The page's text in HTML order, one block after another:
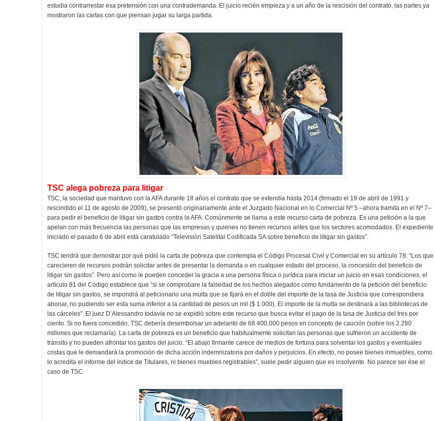
estudia contrarrestar esa pretensión con una contrademanda. El juicio recién empieza y a un año de la rescisión del contrato, las partes ya
mostraron las cartas con que piensan jugar su larga partida.
TSC alega pobreza para litigar
TSC, la sociedad que mantuvo con la AFA durante 18 años el contrato que se extendía hasta 2014 (firmado el 19 de abril de 1991 y
rescindido el 11 de agosto de 2009), se presentó originariamente ante el Juzgado Nacional en lo Comercial Nº 5 –ahora tramita en el Nº 7–
para pedir el beneficio de litigar sin gastos contra la AFA. Comúnmente se llama a este recurso carta de pobreza. Es una petición a la que
apelan con más frecuencia las personas que las empresas y quienes no tienen recursos antes que los sectores acomodados. El expediente
iniciado el pasado 6 de abril está caratulado “Televisión Satelital Codificada SA sobre beneficio de litigar sin gastos”.
TSC tendrá que demostrar por qué pidió la carta de pobreza que contempla el Código Procesal Civil y Comercial en su artículo 78: “Los que
carecieren de recursos podrán solicitar antes de presentar la demanda o en cualquier estado del proceso, la concesión del beneficio de
litigar sin gastos”. Pero así como le pueden conceder la gracia a una persona física o jurídica para iniciar un juicio en esas condiciones, el
artículo 81 del Código establece que “si se comprobare la falsedad de los hechos alegados como fundamento de la petición del beneficio
de litigar sin gastos, se impondrá al peticionario una multa que se fijará en el doble del importe de la tasa de Justicia que correspondiera
abonar, no pudiendo ser esta suma inferior a la cantidad de pesos un mil ($ 1.000). El importe de la multa se destinará a las bibliotecas de
las cárceles”. El juez D’Alessandro todavía no se expidió sobre este recurso que busca evitar el pago de la tasa de Justicia del tres por
ciento. Si no fuera concedido, TSC debería desembolsar un adelanto de 68.400.000 pesos en concepto de caución (sobre los 2.280
millones que reclamaría). La carta de pobreza es un beneficio que habitualmente solicitan las personas que sufrieron un accidente de
tránsito y no pueden afrontar los gastos del juicio. “El abajo firmante carece de medios de fortuna para solventar los gastos y eventuales
costas que le demandará la promoción de dicha acción indemnizatoria por daños y perjuicios. En efecto, no posee bienes inmuebles, como
lo acredita el informe del índice de Titulares, ni bienes muebles registrables”, suele pedir alguien que es insolvente. No parece ser ése el
caso de TSC.